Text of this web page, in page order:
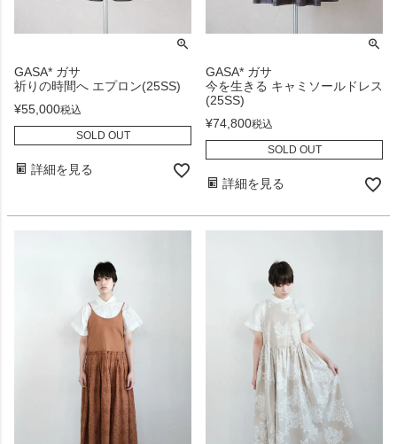
GASA* ガサ
祈りの時間へ エプロン(25SS)
¥55,000税込
SOLD OUT
詳細を見る
GASA* ガサ
今を生きる キャミソールドレス
(25SS)
¥74,800税込
SOLD OUT
詳細を見る